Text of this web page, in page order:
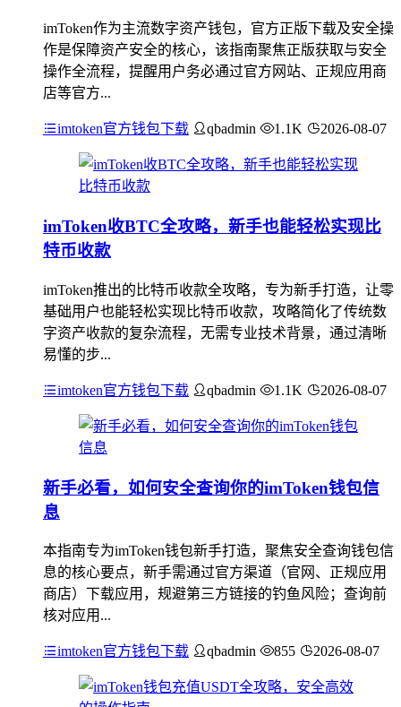
imToken作为主流数字资产钱包，官方正版下载及安全操
作是保障资产安全的核心，该指南聚焦正版获取与安全
操作全流程，提醒用户务必通过官方网站、正规应用商
店等官方...
imtoken官方钱包下载 qbadmin 1.1K 2026-08-07
imToken收BTC全攻略，新手也能轻松实现比
特币收款
imToken推出的比特币收款全攻略，专为新手打造，让零
基础用户也能轻松实现比特币收款，攻略简化了传统数
字资产收款的复杂流程，无需专业技术背景，通过清晰
易懂的步...
imtoken官方钱包下载 qbadmin 1.1K 2026-08-07
新手必看，如何安全查询你的imToken钱包信
息
本指南专为imToken钱包新手打造，聚焦安全查询钱包信
息的核心要点，新手需通过官方渠道（官网、正规应用
商店）下载应用，规避第三方链接的钓鱼风险；查询前
核对应用...
imtoken官方钱包下载 qbadmin 855 2026-08-07